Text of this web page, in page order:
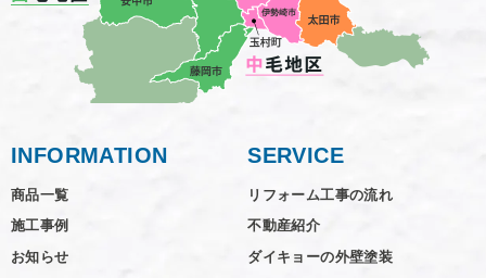
INFORMATION
商品一覧
施工事例
お知らせ
SERVICE
リフォーム工事の流れ
不動産紹介
ダイキョーの外壁塗装